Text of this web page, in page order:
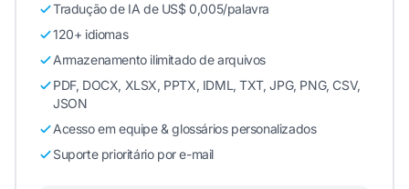
Tradução de IA de US$ 0,005/palavra
120+ idiomas
Armazenamento ilimitado de arquivos
PDF, DOCX, XLSX, PPTX, IDML, TXT, JPG, PNG, CSV,
JSON
Acesso em equipe & glossários personalizados
Suporte prioritário por e-mail